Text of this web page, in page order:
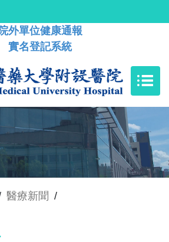
院外單位健康通報
實名登記系統
醫療新聞 /